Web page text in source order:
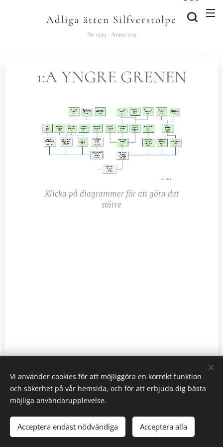
Adliga ätten Silfverstolpe
Nr 1939 - Anno 1751
1:A YNGRE GRENEN
Klicka på diagrammer för att göra det
större
© 2026 - Silfverstolpe Släktförening - Alla rättigheter
reserverade.
www.silfverstolpe.org
Cookies
Vi använder cookies för att möjliggöra en korrekt funktion
och säkerhet på vår hemsida, och för att erbjuda dig bästa
möjliga användarupplevelse.
Acceptera endast nödvändiga Acceptera alla